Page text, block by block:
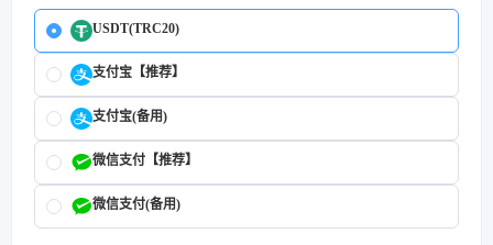
USDT(TRC20)
支付宝【推荐】
支付宝(备用)
微信支付【推荐】
微信支付(备用)